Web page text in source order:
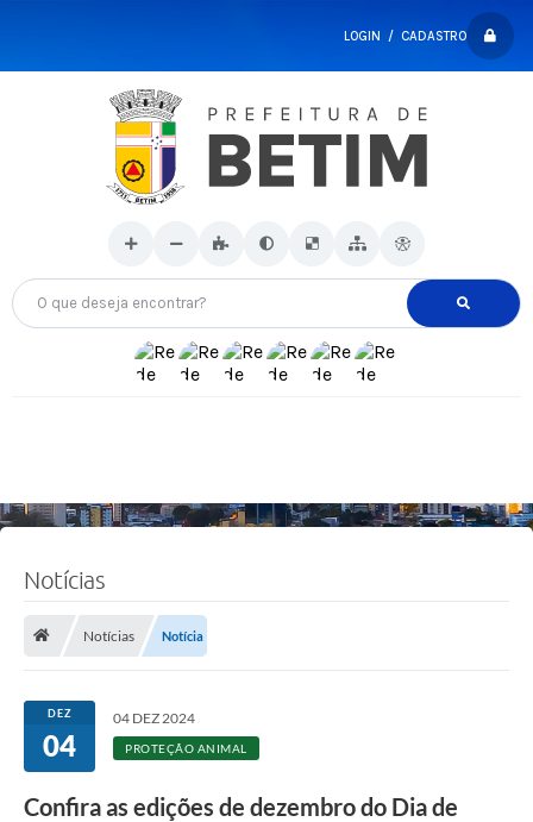
LOGIN / CADASTRO
O que deseja encontrar?
Notícias
Notícias Notícia
DEZ
04
04 DEZ 2024
PROTEÇÃO ANIMAL
Confira as edições de dezembro do Dia de